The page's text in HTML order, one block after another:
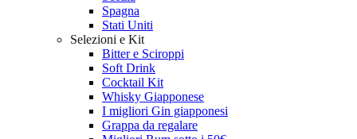
Spagna
Stati Uniti
Selezioni e Kit
Bitter e Sciroppi
Soft Drink
Cocktail Kit
Whisky Giapponese
I migliori Gin giapponesi
Grappa da regalare